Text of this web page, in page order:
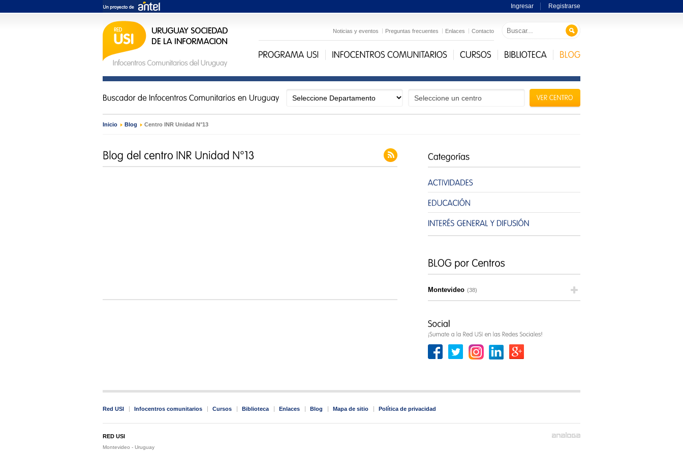
Ingresar Registrarse
Noticias y eventos Preguntas frecuentes Enlaces Contacto
Inicio › Blog › Centro INR Unidad N°13
Montevideo (38)
Red USI Infocentros comunitarios Cursos Biblioteca Enlaces Blog Mapa de sitio Política de privacidad
RED USI
Montevideo - Uruguay